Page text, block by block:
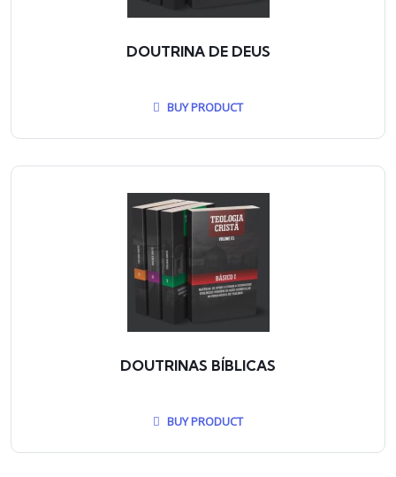
DOUTRINA DE DEUS
BUY PRODUCT
DOUTRINAS BÍBLICAS
BUY PRODUCT